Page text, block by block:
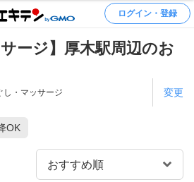
ログイン・登録
ージ】厚木駅周辺のお
し・マッサージ 変更
OK